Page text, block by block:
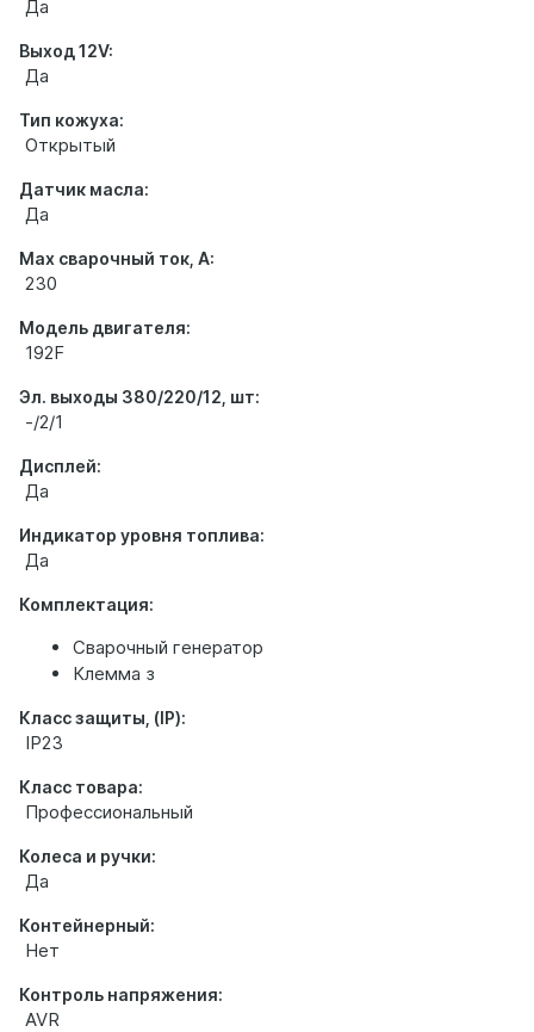
Да
Выход 12V:
Да
Тип кожуха:
Открытый
Датчик масла:
Да
Max сварочный ток, А:
230
Модель двигателя:
192F
Эл. выходы 380/220/12, шт:
-/2/1
Дисплей:
Да
Индикатор уровня топлива:
Да
Комплектация:
Сварочный генератор
Клемма з
Класс защиты, (IP):
IP23
Класс товара:
Профессиональный
Колеса и ручки:
Да
Контейнерный:
Нет
Контроль напряжения:
AVR